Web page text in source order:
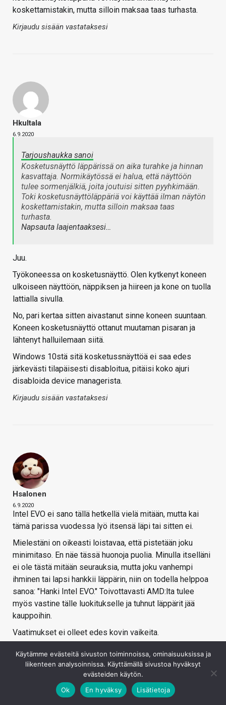
koskettamistakin, mutta silloin maksaa taas turhasta.
Kirjaudu sisään vastataksesi
Hkultala
6.9.2020
Tarjoushaukka sanoi
Kosketusnäyttö läppärissä on aika turahke ja hinnan
kasvattaja. Normikäytössä ei halua, että näyttöön
tulee sormenjälkiä, joita joutuisi sitten pyyhkimään.
Toki kosketusnäyttöläppäriä voi käyttää ilman näytön
koskettamistakin, mutta silloin maksaa taas
turhasta.
Napsauta laajentaaksesi…
Juu.
Työkoneessa on kosketusnäyttö. Olen kytkenyt koneen
ulkoiseen näyttöön, näppiksen ja hiireen ja kone on tuolla
lattialla sivulla.
No, pari kertaa sitten aivastanut sinne koneen suuntaan.
Koneen kosketusnäyttö ottanut muutaman pisaran ja
lähtenyt halluilemaan siitä.
Windows 10stä sitä kosketussnäyttöä ei saa edes
järkevästi tilapäisesti disabloitua, pitäisi koko ajuri
disabloida device managerista.
Kirjaudu sisään vastataksesi
Hsalonen
6.9.2020
Intel EVO ei sano tällä hetkellä vielä mitään, mutta kai
tämä parissa vuodessa lyö itsensä läpi tai sitten ei.
Mielestäni on oikeasti loistavaa, että pistetään joku
minimitaso. En näe tässä huonoja puolia. Minulla itselläni
ei ole tästä mitään seurauksia, mutta joku vanhempi
ihminen tai lapsi hankkii läppärin, niin on todella helppoa
sanoa: "Hanki Intel EVO." Toivottavasti AMD:lta tulee
myös vastine tälle luokitukselle ja tuhnut läppärit jää
kauppoihin.
Vaatimukset ei olleet edes kovin vaikeita.
Kirjaudu sisään vastataksesi
Käytämme evästeitä sivuston toiminnoissa, ominaisuuksissa ja
liikenteen analysoinnissa. Käyttämällä sivustoa hyväksyt
evästeiden käytön.
Ok
En hyväksy Lisätietoja